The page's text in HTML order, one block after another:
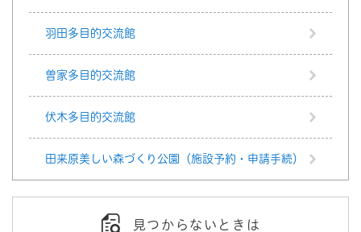
羽田多目的交流館
曽家多目的交流館
伏木多目的交流館
田来原美しい森づくり公園（施設予約・申請手続）
見つからないときは